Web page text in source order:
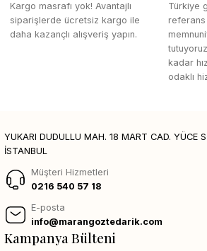
Kargo masrafı yok! Avantajlı
siparişlerde ücretsiz kargo ile
daha kazançlı alışveriş yapın.
Türkiye
kadar
odaklı
YUKARI DUDULLU MAH. 18 MART CAD. YÜCE
İSTANBUL
Müşteri Hizmetleri
0216 540 57 18
E-posta
info@marangoztedarik.com
Kampanya Bülteni